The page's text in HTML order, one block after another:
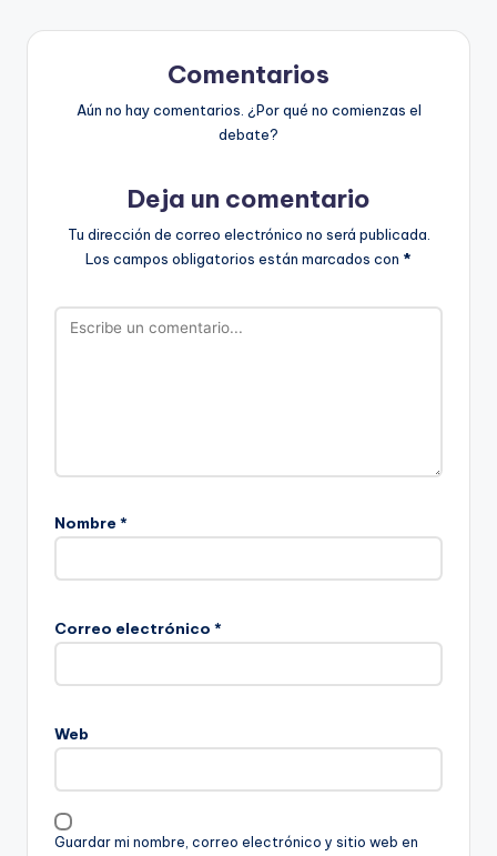
Comentarios
Aún no hay comentarios. ¿Por qué no comienzas el
debate?
Deja un comentario
Tu dirección de correo electrónico no será publicada.
Los campos obligatorios están marcados con *
Nombre *
Correo electrónico *
Web
Guardar mi nombre, correo electrónico y sitio web en